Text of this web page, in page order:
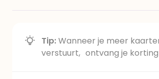
Tip:Wanneer je meer
verstuurt, ontvang je